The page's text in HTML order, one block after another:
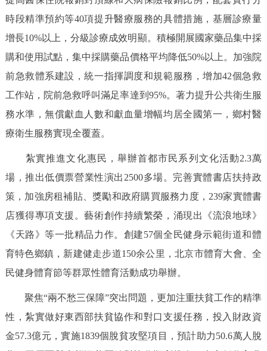
時段精準預約等40項提升醫療服務的具體措施，基層診療量
增長10%以上，分級診療成效明顯。積極開展國家藥品集中採
購和使用試點，集中採購藥品價格平均降低50%以上。加強院
前急救體系建設，統一指揮調度和規範服務，增加42個急救
工作站，院前急救呼叫滿足率達到95%。著力提升公共衛生服
務水準，無償獻血人數和獻血量增幅均居全國第一，鄉村醫
療衛生服務實現全覆蓋。
紮實推進文化惠民，舉辦首都市民系列文化活動2.3萬
場，推出低價票營業性演出2500多場。完善實體書店扶持政
策，加強房租補貼、獎勵和政府購買服務力度，239家實體書
店獲得專項支援。藝術創作持續繁榮，涌現出《流浪地球》
《天路》等一批精品力作。創建57個全民健身示範街道和體
育特色鄉鎮，新建健走步道150余公里，北京市體育大會、全
民健身體育節等群眾性體育活動成功舉辦。
聚焦“兩不愁三保障”突出問題，更加注重扶貧工作的精準
性，紮實做好東西部扶貧協作和對口支援任務，投入財政資
金57.3億元，實施1839個脫貧攻堅項目，預計助力50.6萬人脫